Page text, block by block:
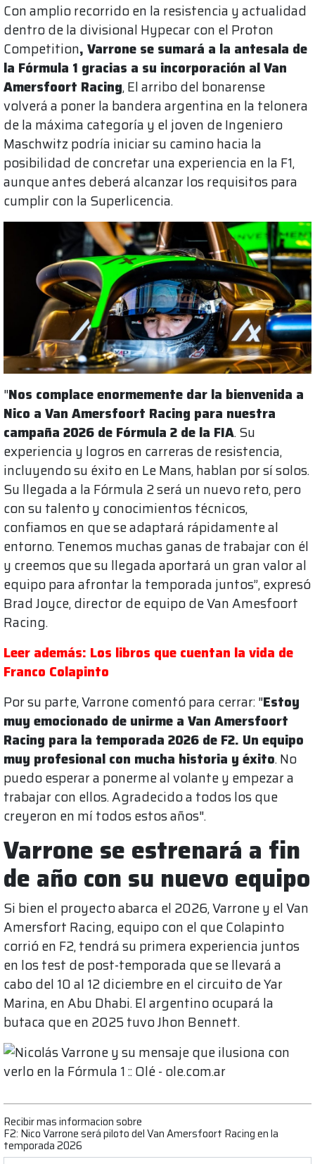
Con amplio recorrido en la resistencia y actualidad
dentro de la divisional Hypecar con el Proton
Competition, Varrone se sumará a la antesala de
la Fórmula 1 gracias a su incorporación al Van
Amersfoort Racing, El arribo del bonarense
volverá a poner la bandera argentina en la telonera
de la máxima categoría y el joven de Ingeniero
Maschwitz podría iniciar su camino hacia la
posibilidad de concretar una experiencia en la F1,
aunque antes deberá alcanzar los requisitos para
cumplir con la Superlicencia.
"Nos complace enormemente dar la bienvenida a
Nico a Van Amersfoort Racing para nuestra
campaña 2026 de Fórmula 2 de la FIA. Su
experiencia y logros en carreras de resistencia,
incluyendo su éxito en Le Mans, hablan por sí solos.
Su llegada a la Fórmula 2 será un nuevo reto, pero
con su talento y conocimientos técnicos,
confiamos en que se adaptará rápidamente al
entorno. Tenemos muchas ganas de trabajar con él
y creemos que su llegada aportará un gran valor al
equipo para afrontar la temporada juntos”, expresó
Brad Joyce, director de equipo de Van Amesfoort
Racing.
Leer además: Los libros que cuentan la vida de
Franco Colapinto
Por su parte, Varrone comentó para cerrar: "Estoy
muy emocionado de unirme a Van Amersfoort
Racing para la temporada 2026 de F2. Un equipo
muy profesional con mucha historia y éxito. No
puedo esperar a ponerme al volante y empezar a
trabajar con ellos. Agradecido a todos los que
creyeron en mí todos estos años".
Varrone se estrenará a fin
de año con su nuevo equipo
Si bien el proyecto abarca el 2026, Varrone y el Van
Amersfort Racing, equipo con el que Colapinto
corrió en F2, tendrá su primera experiencia juntos
en los test de post-temporada que se llevará a
cabo del 10 al 12 diciembre en el circuito de Yar
Marina, en Abu Dhabi. El argentino ocupará la
butaca que en 2025 tuvo Jhon Bennett.
Recibir mas informacion sobre
F2: Nico Varrone será piloto del Van Amersfoort Racing en la
temporada 2026